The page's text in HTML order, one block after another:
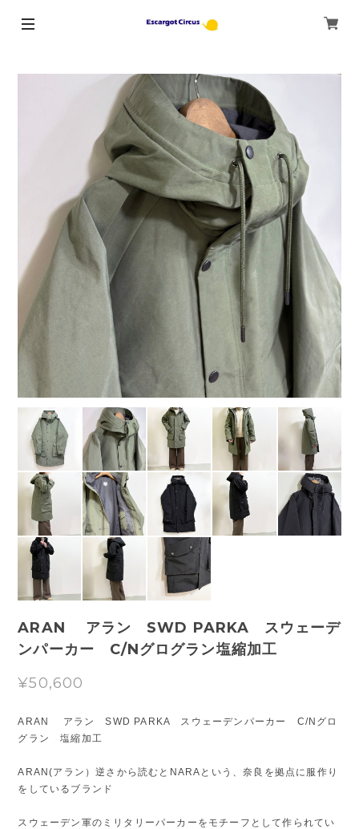
ARAN アラン SWD PARKA スウェーデ
ンパーカー C/Nグログラン塩縮加工
¥50,600
ARAN アラン SWD PARKA スウェーデンパーカー C/Nグロ
グラン 塩縮加工
ARAN(アラン）逆さから読むとNARAという、奈良を拠点に服作り
をしているブランド
スウェーデン軍のミリタリーパーカーをモチーフとして作られてい